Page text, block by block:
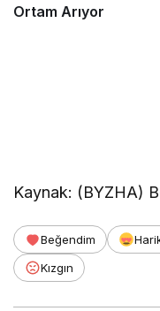
Ortam Arıyor
Kaynak: (BYZHA)
Beğendim
Kızgın